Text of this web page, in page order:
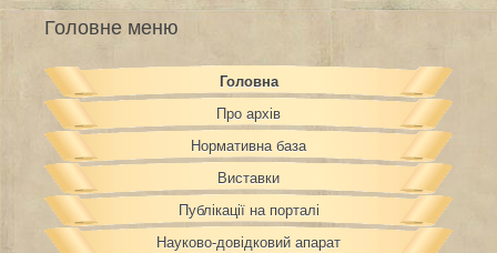
Головне меню
Головна
Про архів
Нормативна база
Виставки
Публікації на порталі
Науково-довідковий апарат